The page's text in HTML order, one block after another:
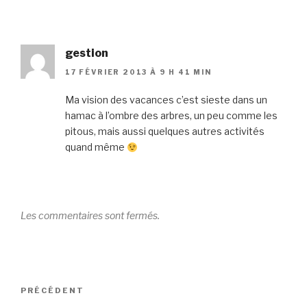
gestion
17 FÉVRIER 2013 À 9 H 41 MIN
Ma vision des vacances c’est sieste dans un
hamac à l’ombre des arbres, un peu comme les
pitous, mais aussi quelques autres activités
quand même
Les commentaires sont fermés.
Navigation
Article
PRÉCÉDENT